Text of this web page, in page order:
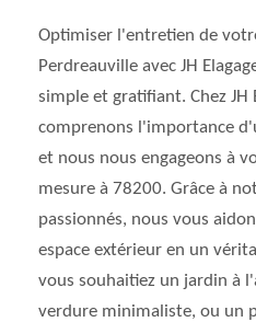
Optimiser l'entretien de
Perdreauville avec JH
simple et gratifiant. Chez JH
comprenons l'importance
et nous nous engageons à
mesure à 78200. Grâce à
passionnés, nous vous
espace extérieur en un
vous souhaitiez un jardin à
verdure minimaliste, ou un